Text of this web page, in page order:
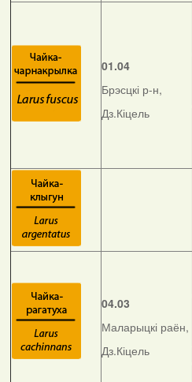
01.04
Брэсцкі р-н,
Дз.Кіцель
04.03
Маларыцкі раён,
Дз.Кіцель